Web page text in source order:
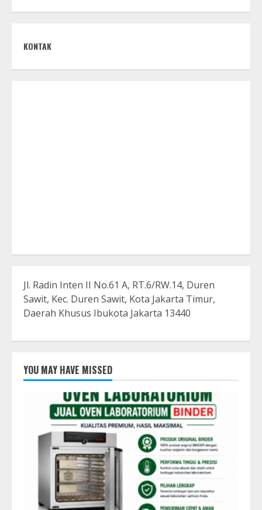
KONTAK
Jl. Radin Inten II No.61 A, RT.6/RW.14, Duren
Sawit, Kec. Duren Sawit, Kota Jakarta Timur,
Daerah Khusus Ibukota Jakarta 13440
YOU MAY HAVE MISSED